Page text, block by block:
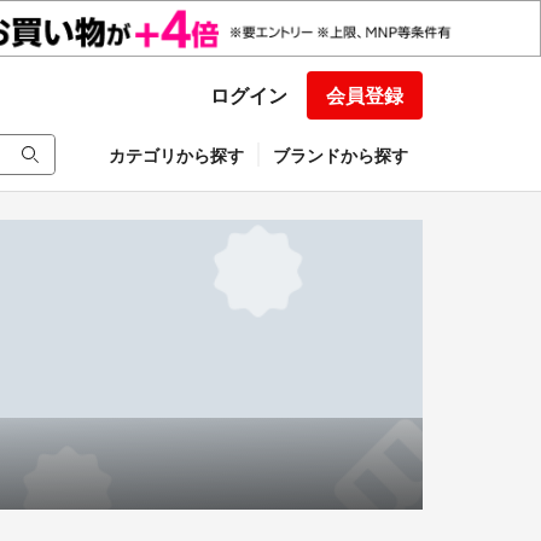
ログイン 会員登録
カテゴリから探す ブランドから探す